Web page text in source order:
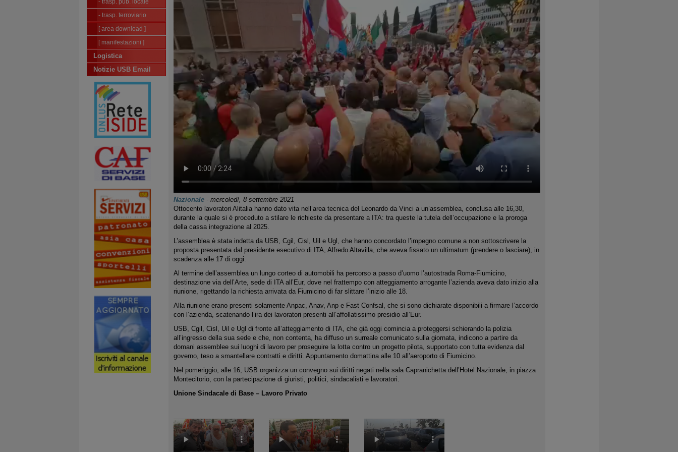
- trasp. pub. locale
- trasp. ferroviario
[ area download ]
[ manifestazioni ]
Logistica
Notizie USB Email
Nazionale- mercoledì, 8 settembre 2021
Ottocento lavoratori Alitalia hanno dato vita nell’area tecnica del Leonardo da Vinci a un’assemblea, conclusa alle 16,30,
durante la quale si è proceduto a stilare le richieste da presentare a ITA: tra queste la tutela dell’occupazione e la proroga
della cassa integrazione al 2025.
L’assemblea è stata indetta da USB, Cgil, Cisl, Uil e Ugl, che hanno concordato l’impegno comune a non sottoscrivere la
proposta presentata dal presidente esecutivo di ITA, Alfredo Altavilla, che aveva fissato un ultimatum (prendere o lasciare), in
scadenza alle 17 di oggi.
Al termine dell’assemblea un lungo corteo di automobili ha percorso a passo d’uomo l’autostrada Roma-Fiumicino,
destinazione via dell’Arte, sede di ITA all’Eur, dove nel frattempo con atteggiamento arrogante l’azienda aveva dato inizio alla
riunione, rigettando la richiesta arrivata da Fiumicino di far slittare l’inizio alle 18.
Alla riunione erano presenti solamente Anpac, Anav, Anp e Fast Confsal, che si sono dichiarate disponibili a firmare l’accordo
con l’azienda, scatenando l’ira dei lavoratori presenti all’affollatissimo presidio all’Eur.
USB, Cgil, Cisl, Uil e Ugl di fronte all’atteggiamento di ITA, che già oggi comincia a proteggersi schierando la polizia
all’ingresso della sua sede e che, non contenta, ha diffuso un surreale comunicato sulla giornata, indicono a partire da
domani assemblee sui luoghi di lavoro per proseguire la lotta contro un progetto pilota, supportato con tutta evidenza dal
governo, teso a smantellare contratti e diritti. Appuntamento domattina alle 10 all’aeroporto di Fiumicino.
Nel pomeriggio, alle 16, USB organizza un convegno sui diritti negati nella sala Capranichetta dell’Hotel Nazionale, in piazza
Montecitorio, con la partecipazione di giuristi, politici, sindacalisti e lavoratori.
Unione Sindacale di Base – Lavoro Privato